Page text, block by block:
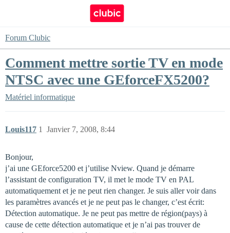
Forum Clubic
Comment mettre sortie TV en mode
NTSC avec une GEforceFX5200?
Matériel informatique
Louis117 Janvier 7, 2008, 8:44
1
Bonjour,
j’ai une GEforce5200 et j’utilise Nview. Quand je démarre
l’assistant de configuration TV, il met le mode TV en PAL
automatiquement et je ne peut rien changer. Je suis aller voir dans
les paramètres avancés et je ne peut pas le changer, c’est écrit:
Détection automatique. Je ne peut pas mettre de région(pays) à
cause de cette détection automatique et je n’ai pas trouver de